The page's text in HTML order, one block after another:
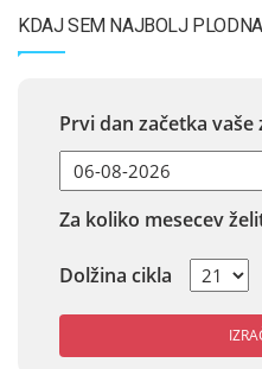
KDAJ SEM NAJBOLJ
Prvi dan začetka
Za koliko mesecev
Dolžina cikla